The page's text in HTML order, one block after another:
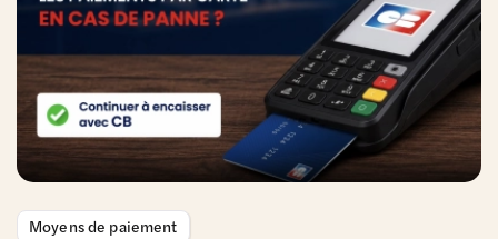
Moyens de paiement